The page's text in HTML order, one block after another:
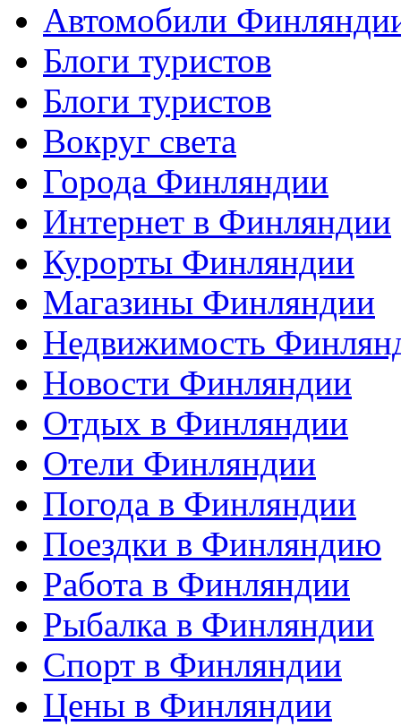
Автомобили
Блоги туристов
Блоги туристов
Вокруг света
Города Финляндии
Интернет в Финляндии
Курорты Финляндии
Магазины Финляндии
Недвижимость
Новости Финляндии
Отдых в Финляндии
Отели Финляндии
Погода в Финляндии
Поездки в Финляндию
Работа в Финляндии
Рыбалка в Финляндии
Спорт в Финляндии
Цены в Финляндии